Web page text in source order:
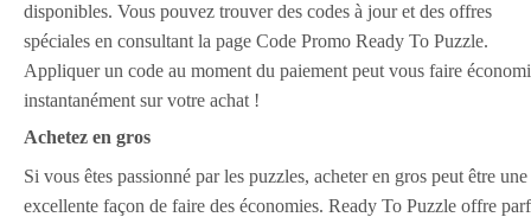
disponibles. Vous pouvez trouver des codes à jour et des offres
spéciales en consultant la page Code Promo Ready To Puzzle.
Appliquer un code au moment du paiement peut vous faire
instantanément sur votre achat !
Achetez en gros
Si vous êtes passionné par les puzzles, acheter en gros peut être une
excellente façon de faire des économies. Ready To Puzzle offre